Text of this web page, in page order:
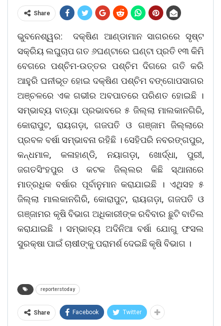
Share
ଭୁବନେଶ୍ୱର: ଦକ୍ଷିଣ ଆଣ୍ଡାମାନ ସାଗରରେ ସୃଷ୍ଟ
ସକ୍ରିୟ ଲଘୁଚାପ ଗତ ୬ଘଣ୍ଟାରେ ଘଣ୍ଟା ପ୍ରତି ୧୩ କିମି
ବେଗରେ ପଶ୍ଚିମ-ଉତ୍ତର ପଶ୍ଚିମ ଦିଗରେ ଗତି କରି
ଆହୁରି ଘନୀଭୂତ ହୋଇ ଦକ୍ଷିଣ ପଶ୍ଚିମ ବଙ୍ଗୋପସାଗର
ଅଞ୍ଚଳରେ ଏକ ଗଭୀର ଅବପାତରେ ପରିଣତ ହୋଇଛି ।
ସମ୍ଭାବ୍ୟ ବାତ୍ୟା ପ୍ରଭାବରେ ୫ ଜିଲ୍ଲା ମାଲକାନଗିରି,
କୋରାପୁଟ, ରାୟଗଡ଼ା, ଗଜପତି ଓ ଗଞ୍ଜାମ ଜିଲ୍ଲାରେ
ପ୍ରବଳ ବର୍ଷା ସମ୍ଭାବନା ରହିଛି । ସେହିପରି ନବରଙ୍ଗପୁର,
କନ୍ଧମାଳ, କଳାହାଣ୍ଡି, ନୟାଗଡ଼ା, ଖୋର୍ଦ୍ଧା, ପୁରୀ,
ଜଗତସିଂହପୁର ଓ କଟକ ଜିଲ୍ଲର କିଛି ସ୍ଥାନାରେ
ମାତ୍ରଧିକ ବର୍ଷାର ପୂର୍ବାନୁମାନ କରାଯାଇଛି । ଏଥିସହ ୫
ଜିଲ୍ଲା ମାଲକାନଗିରି, କୋରାପୁଟ, ରାୟଗଡ଼ା, ଗଜପତି ଓ
ଗଞ୍ଜାମର କୃଷି ବିଭାଗ ଅଧିକାରୀଙ୍କ ରବିବାର ଛୁଟି ବାତିଲ
କରାଯାଇଛି । ସମ୍ଭାବ୍ୟ ଅଦିନିଆ ବର୍ଷା ଯୋଗୁ ଫସଲ
ସୁରକ୍ଷା ପାଇଁ ଚାଷୀଙ୍କୁ ପରାମର୍ଶ ଦେଇଛି କୃଷି ବିଭାଗ ।
reporterstoday
Share Facebook Twitter